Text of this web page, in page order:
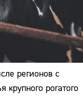
регионов с
рогатого